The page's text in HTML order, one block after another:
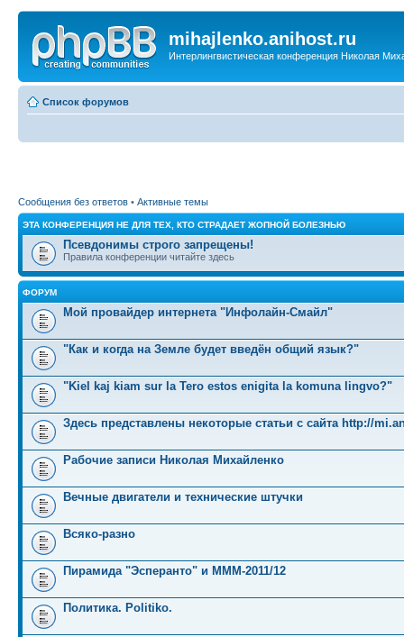
mihajlenko.anihost.ru
Интерлингвистическая конференция Николая
Список форумов
Сообщения без ответов • Активные темы
ЭТА КОНФЕРЕНЦИЯ НЕ ДЛЯ ТЕХ, КТО СТРАДАЕТ ЖОПНОЙ БОЛЕЗНЬЮ
Псевдонимы строго запрещены!
Правила конференции читайте здесь
ФОРУМ
Мой провайдер интернета "Инфолайн-Смайл"
"Как и когда на Земле будет введён общий язык?"
"Kiel kaj kiam sur la Tero estos enigita la komuna lingvo?"
Здесь представлены некоторые статьи с сайта http://
Рабочие записи Николая Михайленко
Вечные двигатели и технические штучки
Всяко-разно
Пирамида "Эсперанто" и MMM-2011/12
Политика. Politiko.